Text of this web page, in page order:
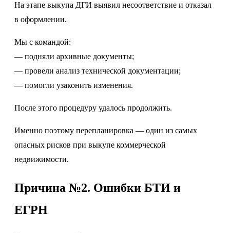
На этапе выкупа ДГИ выявил несоответствие и отказал
в оформлении.
Мы с командой:
— подняли архивные документы;
— провели анализ технической документации;
— помогли узаконить изменения.
После этого процедуру удалось продолжить.
Именно поэтому перепланировка — один из самых
опасных рисков при выкупе коммерческой
недвижимости.
Причина №2. Ошибки БТИ и
ЕГРН